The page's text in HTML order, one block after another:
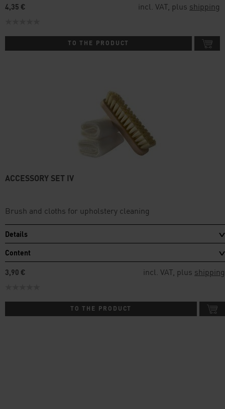
4,35 €
incl. VAT, plus shipping
TO THE PRODUCT
ACCESSORY SET IV
Brush and cloths for upholstery cleaning
Details
Content
3,90 €
incl. VAT, plus shipping
TO THE PRODUCT